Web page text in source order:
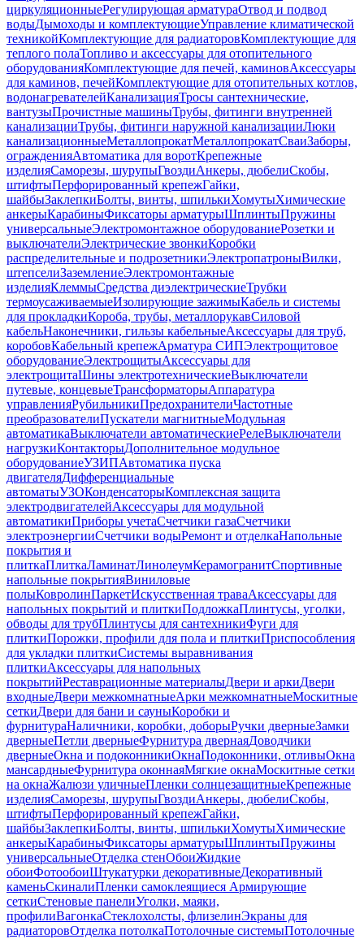
циркуляционныеРегулирующая арматураОтвод и подвод
водыДымоходы и комплектующиеУправление климатической
техникойКомплектующие для радиаторовКомплектующие для
теплого полаТопливо и аксессуары для отопительного
оборудованияКомплектующие для печей, каминовАксессуары
для каминов, печейКомплектующие для отопительных котлов,
водонагревателейКанализацияТросы сантехнические,
вантузыПрочистные машиныТрубы, фитинги внутренней
канализацииТрубы, фитинги наружной канализацииЛюки
канализационныеМеталлопрокатМеталлопрокатСваиЗаборы,
огражденияАвтоматика для воротКрепежные
изделияСаморезы, шурупыГвоздиАнкеры, дюбелиСкобы,
штифтыПерфорированный крепежГайки,
шайбыЗаклепкиБолты, винты, шпилькиХомутыХимические
анкерыКарабиныФиксаторы арматурыШплинтыПружины
универсальныеЭлектромонтажное оборудованиеРозетки и
выключателиЭлектрические звонкиКоробки
распределительные и подрозетникиЭлектропатроныВилки,
штепселиЗаземлениеЭлектромонтажные
изделияКлеммыСредства диэлектрическиеТрубки
термоусаживаемыеИзолирующие зажимыКабель и системы
для прокладкиКороба, трубы, металлорукавСиловой
кабельНаконечники, гильзы кабельныеАксессуары для труб,
коробовКабельный крепежАрматура СИПЭлектрощитовое
оборудованиеЭлектрощитыАксессуары для
электрощитаШины электротехническиеВыключатели
путевые, концевыеТрансформаторыАппаратура
управленияРубильникиПредохранителиЧастотные
преобразователиПускатели магнитныеМодульная
автоматикаВыключатели автоматическиеРелеВыключатели
нагрузкиКонтакторыДополнительное модульное
оборудованиеУЗИПАвтоматика пуска
двигателяДифференциальные
автоматыУЗОКонденсаторыКомплексная защита
электродвигателейАксессуары для модульной
автоматикиПриборы учетаСчетчики газаСчетчики
электроэнергииСчетчики водыРемонт и отделкаНапольные
покрытия и
плиткаПлиткаЛаминатЛинолеумКерамогранитСпортивные
напольные покрытияВиниловые
полыКовролинПаркетИскусственная траваАксессуары для
напольных покрытий и плиткиПодложкаПлинтусы, уголки,
обводы для трубПлинтусы для сантехникиФуги для
плиткиПорожки, профили для пола и плиткиПриспособления
для укладки плиткиСистемы выравнивания
плиткиАксессуары для напольных
покрытийРеставрационные материалыДвери и аркиДвери
входныеДвери межкомнатныеАрки межкомнатныеМоскитные
сеткиДвери для бани и сауныКоробки и
фурнитураНаличники, коробки, доборыРучки дверныеЗамки
дверныеПетли дверныеФурнитура двернаяДоводчики
дверныеОкна и подоконникиОкнаПодоконники, отливыОкна
мансардныеФурнитура оконнаяМягкие окнаМоскитные сетки
на окнаЖалюзи уличныеПленки солнцезащитныеКрепежные
изделияСаморезы, шурупыГвоздиАнкеры, дюбелиСкобы,
штифтыПерфорированный крепежГайки,
шайбыЗаклепкиБолты, винты, шпилькиХомутыХимические
анкерыКарабиныФиксаторы арматурыШплинтыПружины
универсальныеОтделка стенОбоиЖидкие
обоиФотообоиШтукатурки декоративныеДекоративный
каменьСкиналиПленки самоклеящиеся Армирующие
сеткиСтеновые панелиУголки, маяки,
профилиВагонкаСтеклохолсты, флизелинЭкраны для
радиаторовОтделка потолкаПотолочные системыПотолочные